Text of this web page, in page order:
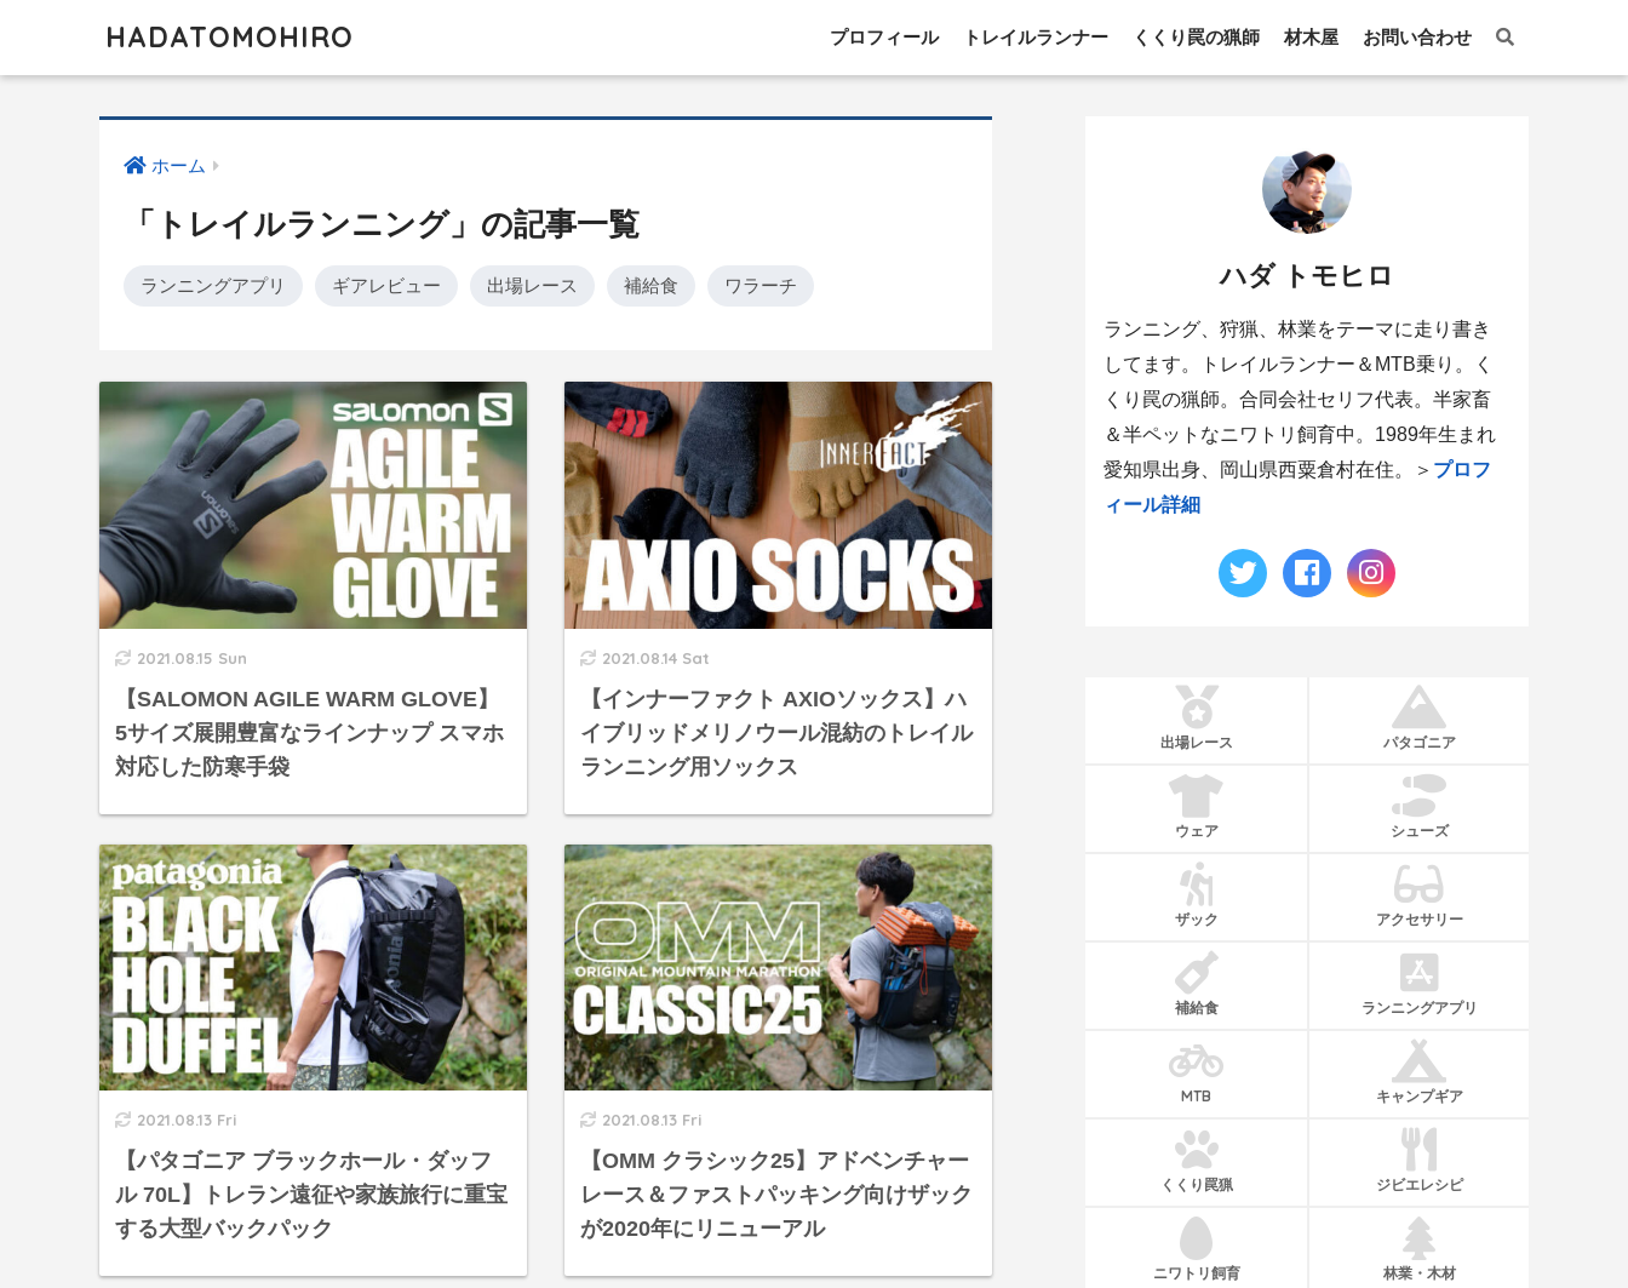
HADATOMOHIRO プロフィール トレイルランナー くくり罠の猟師 材木屋 お問い合わせ
ホーム
「トレイルランニング」の記事一覧
ランニングアプリ ギアレビュー 出場レース 補給食 ワラーチ
2021.08.15 Sun
【SALOMON AGILE WARM GLOVE】
5サイズ展開豊富なラインナップ スマホ
対応した防寒手袋
2021.08.14 Sat
【インナーファクト AXIOソックス】ハ
イブリッドメリノウール混紡のトレイル
ランニング用ソックス
2021.08.13 Fri
【パタゴニア ブラックホール・ダッフ
ル 70L】トレラン遠征や家族旅行に重宝
する大型バックパック
2021.08.13 Fri
【OMM クラシック25】アドベンチャー
レース＆ファストパッキング向けザック
が2020年にリニューアル
ハダ トモヒロ
ランニング、狩猟、林業をテーマに走り書き
してます。トレイルランナー＆MTB乗り。く
くり罠の猟師。合同会社セリフ代表。半家畜
＆半ペットなニワトリ飼育中。1989年生まれ
愛知県出身、岡山県西粟倉村在住。＞ プロフ
ィール詳細
出場レース パタゴニア
ウェア シューズ
ザック アクセサリー
補給食 ランニングアプリ
MTB キャンプギア
くくり罠猟 ジビエレシピ
ニワトリ飼育 林業・木材